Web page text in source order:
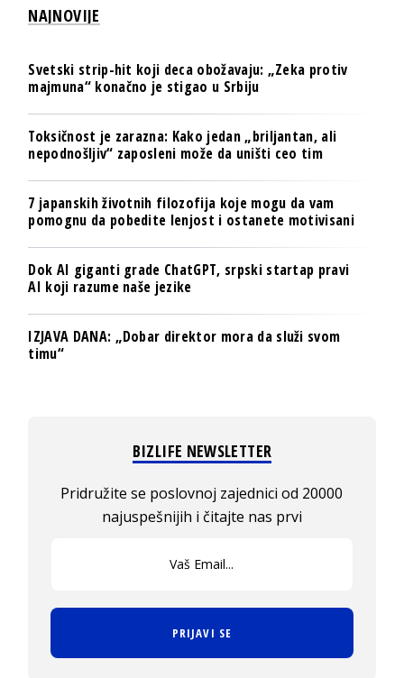
NAJNOVIJE
Svetski strip-hit koji deca obožavaju: „Zeka protiv
majmuna“ konačno je stigao u Srbiju
Toksičnost je zarazna: Kako jedan „briljantan, ali
nepodnošljiv“ zaposleni može da uništi ceo tim
7 japanskih životnih filozofija koje mogu da vam
pomognu da pobedite lenjost i ostanete motivisani
Dok AI giganti grade ChatGPT, srpski startap pravi
AI koji razume naše jezike
IZJAVA DANA: „Dobar direktor mora da služi svom
timu“
BIZLIFE NEWSLETTER
Pridružite se poslovnoj zajednici od 20000
najuspešnijih i čitajte nas prvi
PRIJAVI SE